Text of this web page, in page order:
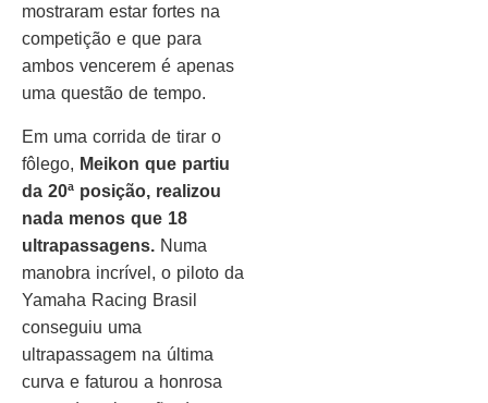
mostraram estar fortes na
competição e que para
ambos vencerem é apenas
uma questão de tempo.
Em uma corrida de tirar o
fôlego, Meikon que partiu
da 20ª posição, realizou
nada menos que 18
ultrapassagens. Numa
manobra incrível, o piloto da
Yamaha Racing Brasil
conseguiu uma
ultrapassagem na última
curva e faturou a honrosa